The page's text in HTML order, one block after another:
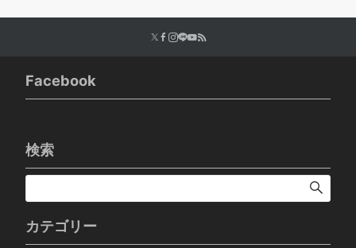
Facebook
検索
カテゴリー